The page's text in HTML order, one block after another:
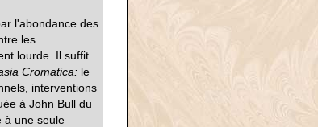
l'abondance des
les
lourde. Il suffit
Cromatica: le
interventions
à John Bull du
à une seule